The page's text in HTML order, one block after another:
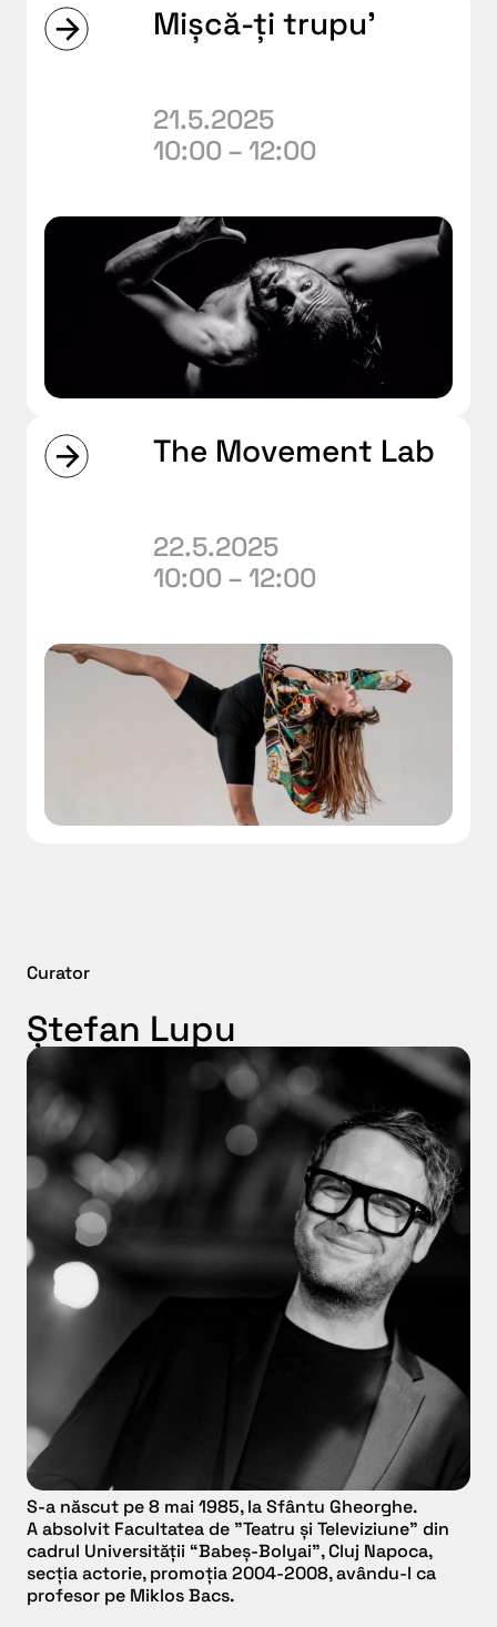
Mișcă-ți trupu’
21.5.2025
10:00 – 12:00
The Movement Lab
22.5.2025
10:00 – 12:00
Curator
Ștefan Lupu
S-a născut pe 8 mai 1985, la Sfântu Gheorghe.
A absolvit Facultatea de ”Teatru și Televiziune” din
cadrul Universității “Babeș-Bolyai”, Cluj Napoca,
secția actorie, promoția 2004-2008, avându-l ca
profesor pe Miklos Bacs.